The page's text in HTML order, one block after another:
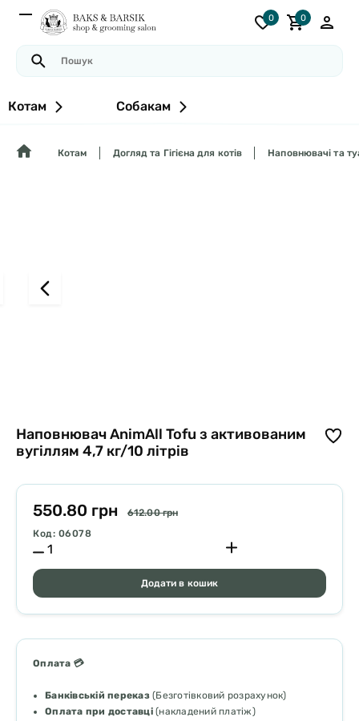
0 0
Котам Собакам
Котам Догляд та Гігієна для котів Наповнювачі та
Наповнювач AnimAll Tofu з активованим
вугіллям 4,7 кг/10 літрів
550.80 грн
612.00 грн
Код: 06078
Додати в кошик
Оплата 💳
Банківській переказ(Безготівковий розрахунок)
Оплата при доставці(накладений платіж)